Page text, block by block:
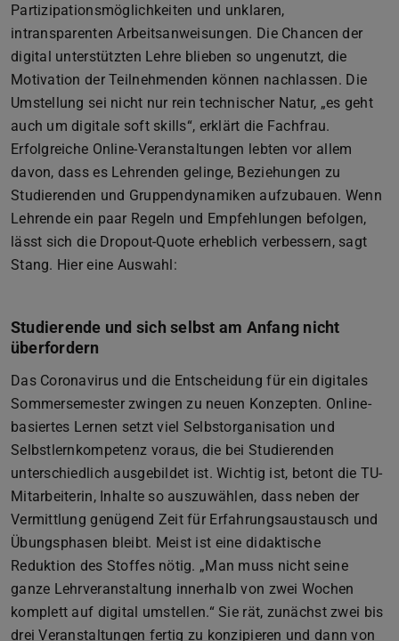
Partizipationsmöglichkeiten und unklaren,
intransparenten Arbeitsanweisungen. Die Chancen der
digital unterstützten Lehre blieben so ungenutzt, die
Motivation der Teilnehmenden können nachlassen. Die
Umstellung sei nicht nur rein technischer Natur, „es geht
auch um digitale soft skills“, erklärt die Fachfrau.
Erfolgreiche Online-Veranstaltungen lebten vor allem
davon, dass es Lehrenden gelinge, Beziehungen zu
Studierenden und Gruppendynamiken aufzubauen. Wenn
Lehrende ein paar Regeln und Empfehlungen befolgen,
lässt sich die Dropout-Quote erheblich verbessern, sagt
Stang. Hier eine Auswahl:
Studierende und sich selbst am Anfang nicht
überfordern
Das Coronavirus und die Entscheidung für ein digitales
Sommersemester zwingen zu neuen Konzepten. Online-
basiertes Lernen setzt viel Selbstorganisation und
Selbstlernkompetenz voraus, die bei Studierenden
unterschiedlich ausgebildet ist. Wichtig ist, betont die TU-
Mitarbeiterin, Inhalte so auszuwählen, dass neben der
Vermittlung genügend Zeit für Erfahrungsaustausch und
Übungsphasen bleibt. Meist ist eine didaktische
Reduktion des Stoffes nötig. „Man muss nicht seine
ganze Lehrveranstaltung innerhalb von zwei Wochen
komplett auf digital umstellen.“ Sie rät, zunächst zwei bis
drei Veranstaltungen fertig zu konzipieren und dann von